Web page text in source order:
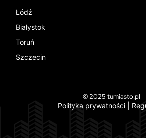
Łódź
Białystok
Toruń
Szczecin
© 2025 tumiasto.pl
Polityka prywatności|